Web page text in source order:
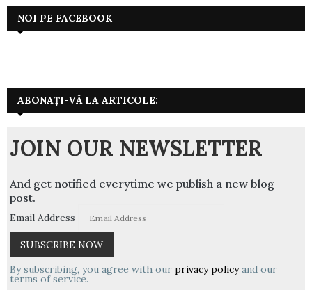
NOI PE FACEBOOK
ABONAȚI-VĂ LA ARTICOLE:
JOIN OUR NEWSLETTER
And get notified everytime we publish a new blog
post.
Email Address
By subscribing, you agree with our privacy policyand our
terms of service.